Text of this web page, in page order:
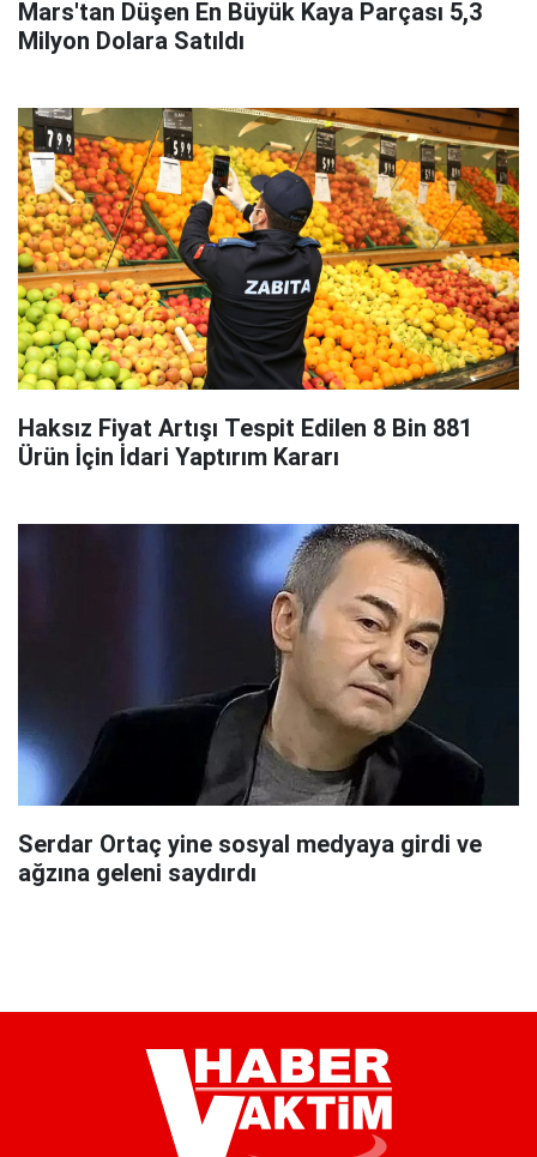
Mars'tan Düşen En Büyük Kaya Parçası 5,3
Milyon Dolara Satıldı
Haksız Fiyat Artışı Tespit Edilen 8 Bin 881
Ürün İçin İdari Yaptırım Kararı
Serdar Ortaç yine sosyal medyaya girdi ve
ağzına geleni saydırdı